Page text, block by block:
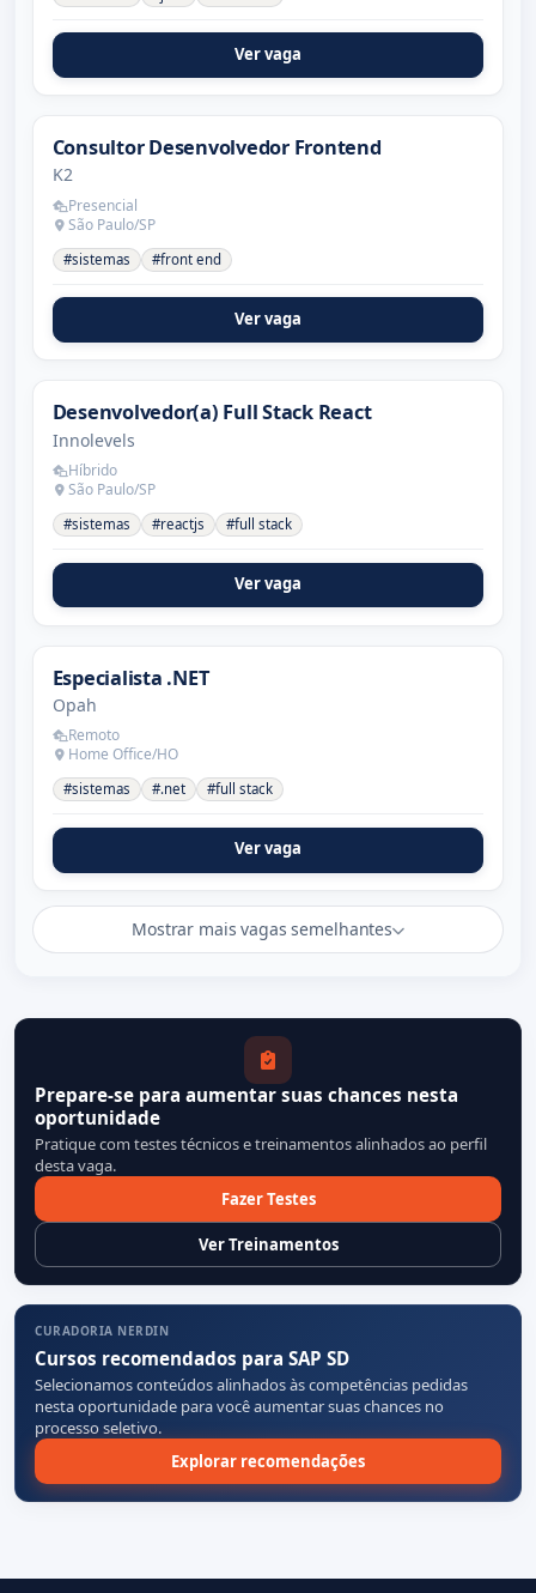
Ver vaga
Consultor Desenvolvedor Frontend
K2
Presencial
São Paulo/SP
#sistemas #front end
Ver vaga
Desenvolvedor(a) Full Stack React
Innolevels
Híbrido
São Paulo/SP
#sistemas #reactjs #full stack
Ver vaga
Especialista .NET
Opah
Remoto
Home Office/HO
#sistemas #.net #full stack
Ver vaga
Mostrar mais vagas semelhantes
Prepare-se para aumentar suas chances nesta
oportunidade
Pratique com testes técnicos e treinamentos alinhados ao perfil
desta vaga.
Fazer Testes
Ver Treinamentos
CURADORIA NERDIN
Cursos recomendados para SAP SD
Selecionamos conteúdos alinhados às competências pedidas
nesta oportunidade para você aumentar suas chances no
processo seletivo.
Explorar recomendações